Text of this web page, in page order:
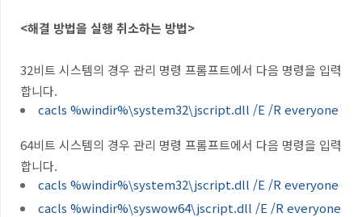
<해결 방법을 실행 취소하는 방법>
32비트 시스템의 경우 관리 명령 프롬프트에서 다음 명령을 입력
합니다.
cacls %windir%\system32\jscript.dll /E /R everyone
64비트 시스템의 경우 관리 명령 프롬프트에서 다음 명령을 입력
합니다.
cacls %windir%\system32\jscript.dll /E /R everyone
cacls %windir%\syswow64\jscript.dll /E /R everyone